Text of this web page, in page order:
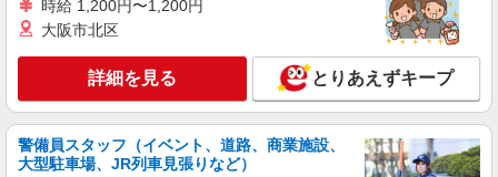
大田原市｜未経験でも大丈夫◎研修が手厚い有
時給1500円〜2125円 ＜日払い有/週払い有/交
通費全支給(ガソリン代含む)＞
大田原市
キープ 詳細を見る
時給 1,200円〜1,200円
大阪市北区
詳細を見る とりあえずキープ
警備員スタッフ（イベント、道路、商業施設、
大型駐車場、JR列車見張りなど）